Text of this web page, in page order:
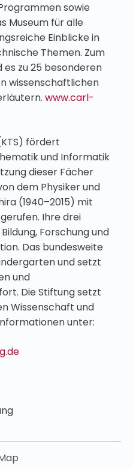
sowie
Museum für alle
Einblicke in
Themen. Zum
es zu 25 besonderen
wissenschaftlichen
www.carl-
fördert
und Informatik
dieser Fächer
dem Physiker und
(1940–2015) mit
Ihre drei
Forschung und
Das bundesweite
und setzt
und
Die Stiftung setzt
Wissenschaft und
unter: